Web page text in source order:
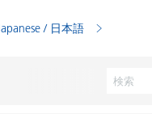
/ 日本語